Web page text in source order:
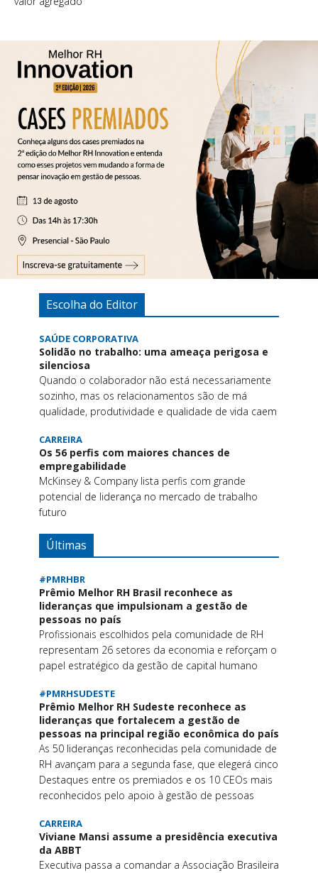
Escolha do Editor
SAÚDE CORPORATIVA
Solidão no trabalho: uma ameaça perigosa e
silenciosa
Quando o colaborador não está necessariamente
sozinho, mas os relacionamentos são de má
qualidade, produtividade e qualidade de vida caem
CARREIRA
Os 56 perfis com maiores chances de
empregabilidade
McKinsey & Company lista perfis com grande
potencial de liderança no mercado de trabalho
futuro
Últimas
#PMRHBR
Prêmio Melhor RH Brasil reconhece as
lideranças que impulsionam a gestão de
pessoas no país
Profissionais escolhidos pela comunidade de RH
representam 26 setores da economia e reforçam o
papel estratégico da gestão de capital humano
#PMRHSUDESTE
Prêmio Melhor RH Sudeste reconhece as
lideranças que fortalecem a gestão de
pessoas na principal região econômica do país
As 50 lideranças reconhecidas pela comunidade de
RH avançam para a segunda fase, que elegerá cinco
Destaques entre os premiados e os 10 CEOs mais
reconhecidos pelo apoio à gestão de pessoas
CARREIRA
Viviane Mansi assume a presidência executiva
da ABBT
Executiva passa a comandar a Associação Brasileira